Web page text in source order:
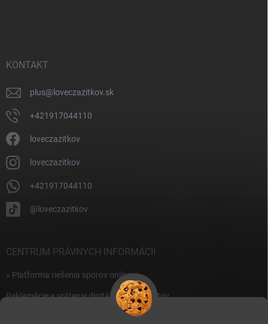
KONTAKT
plus@ loveczazitkov.sk
+421917044110
loveczazitkov
loveczazitkov
+421917044110
@loveczazitkov
CENTRUM PRÁVNYCH INFORMÁCIÍ
» Platforma riešenia sporov online
Reklamácie a vrátenie digitálnych produktov
» Všeobecné obchodné podmienky